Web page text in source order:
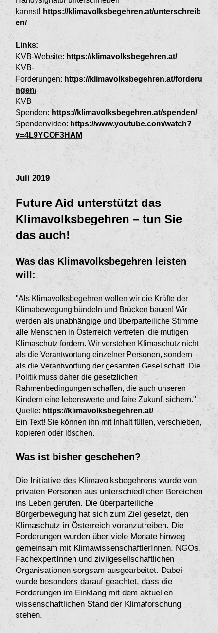
kannst! https://klimavolksbegehren.at/unterschreib
en/
Links:
KVB-Website: https://klimavolksbegehren.at/
KVB-
Forderungen: https://klimavolksbegehren.at/forderu
ngen/
KVB-
Spenden: https://klimavolksbegehren.at/spenden/
Spendenvideo: https://www.youtube.com/watch?
v=4L9YCOF3HAM
Juli 2019
Future Aid unterstützt das
Klimavolksbegehren – tun Sie
das auch!
Was das Klimavolksbegehren leisten
will:
"Als Klimavolksbegehren wollen wir die Kräfte der
Klimabewegung bündeln und Brücken bauen! Wir
werden als unabhängige und überparteiliche Stimme
alle Menschen in Österreich vertreten, die mutigen
Klimaschutz fordern. Wir verstehen Klimaschutz nicht
als die Verantwortung einzelner Personen, sondern
als die Verantwortung der gesamten Gesellschaft. Die
Politik muss daher die gesetzlichen
Rahmenbedingungen schaffen, die auch unseren
Kindern eine lebenswerte und faire Zukunft sichern."
Quelle: https://klimavolksbegehren.at/
Ein Text! Sie können ihn mit Inhalt füllen, verschieben,
kopieren oder löschen.
Was ist bisher geschehen?
Die Initiative des Klimavolksbegehrens wurde von
privaten Personen aus unterschiedlichen Bereichen
ins Leben gerufen. Die überparteiliche
Bürgerbewegung hat sich zum Ziel gesetzt, den
Klimaschutz in Österreich voranzutreiben. Die
Forderungen wurden über viele Monate hinweg
gemeinsam mit KlimawissenschaftlerInnen, NGOs,
FachexpertInnen und zivilgesellschaftlichen
Organisationen sorgsam ausgearbeitet. Dabei
wurde besonders darauf geachtet, dass die
Forderungen im Einklang mit dem aktuellen
wissenschaftlichen Stand der Klimaforschung
stehen.